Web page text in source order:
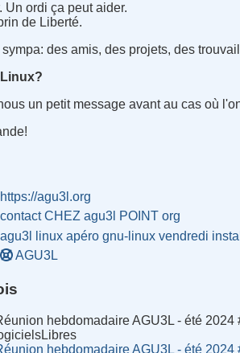
Un ordi ça peut aider.
de Liberté.
des amis, des projets, des
un petit message avant au cas où
https://agu3l.org
contact CHEZ agu3l POINT org
agu3l linux apéro gnu-linux vendredi
AGU3L
hebdomadaire AGU3L - été
hebdomadaire AGU3L - été